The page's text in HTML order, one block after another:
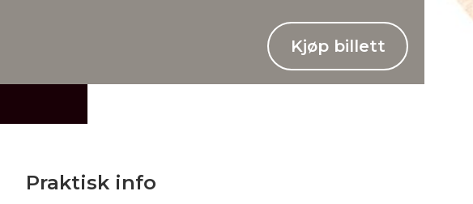
Kjøp billett
Praktisk info